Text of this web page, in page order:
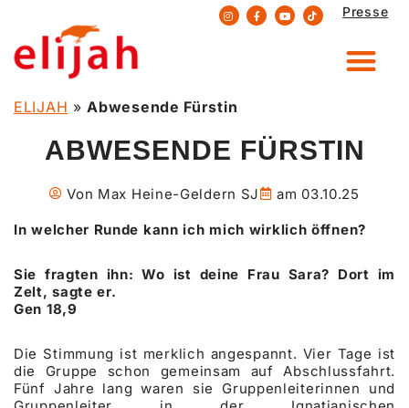
Zum
Inhalt
springen
Presse
ELIJAH »Abwesende Fürstin
ABWESENDE FÜRSTIN
Von Max Heine-Geldern SJ am 03.10.25
In welcher Runde kann ich mich wirklich öffnen?
Sie fragten ihn: Wo ist deine Frau Sara? Dort im
Zelt, sagte er.
Gen 18,9
Die Stimmung ist merklich angespannt. Vier Tage ist
die Gruppe schon gemeinsam auf Abschlussfahrt.
Fünf Jahre lang waren sie Gruppenleiterinnen und